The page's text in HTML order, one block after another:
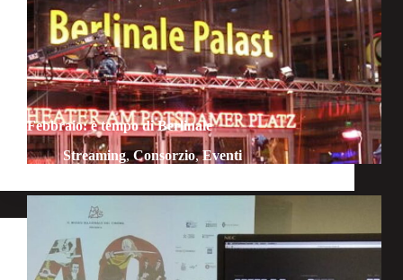
Febbraio: è tempo di Berlinale
Streaming,Consorzio,Eventi